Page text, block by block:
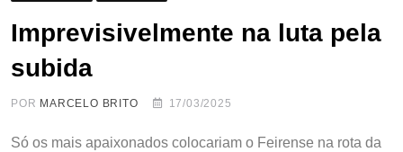
Imprevisivelmente na luta pela
subida
POR MARCELO BRITO 17/03/2025
Só os mais apaixonados colocariam o Feirense na rota da